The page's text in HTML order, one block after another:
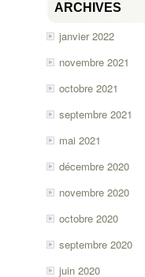
ARCHIVES
janvier 2022
novembre 2021
octobre 2021
septembre 2021
mai 2021
décembre 2020
novembre 2020
octobre 2020
septembre 2020
juin 2020